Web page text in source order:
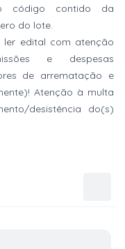
código contido da
do lote.
ler edital com atenção
e despesas
de arrematação e
Atenção à multa
desistência do(s)